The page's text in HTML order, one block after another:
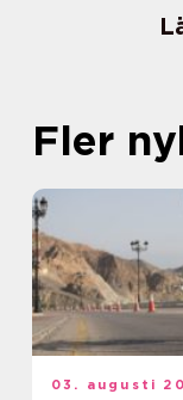
Fler
03. augusti